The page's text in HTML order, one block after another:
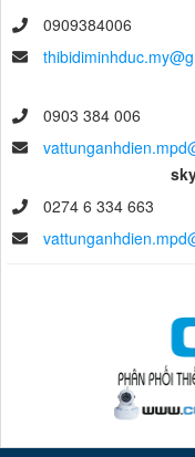
0909384006
0903 384 006
0274 6 334 663